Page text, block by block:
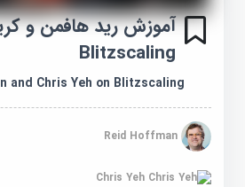
آموزش رید هافمن و
Blitzscaling
and Chris Yeh on Blitzscaling
Reid Hoffman
Chris Yeh